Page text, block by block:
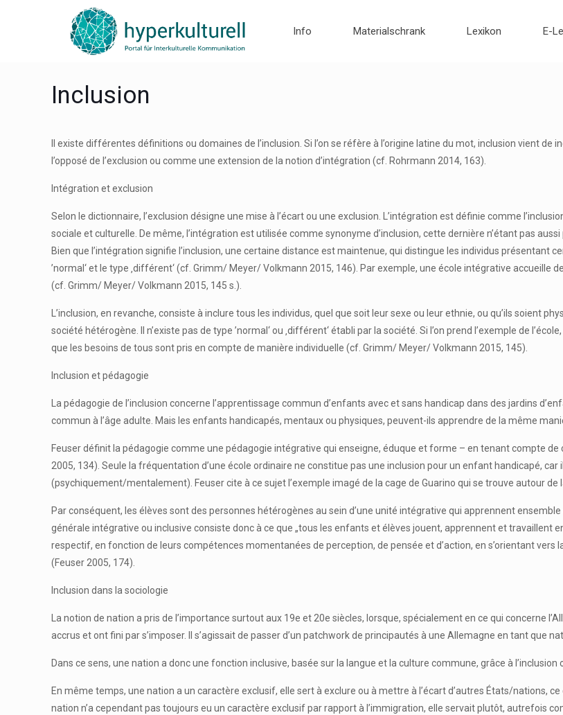
Info Materialschrank Lexikon E-
Inclusion
Il existe différentes définitions ou domaines de l’inclusion. Si l’on se réfère à l’origine latine du mot, inclusion vient
l’opposé de l’exclusion ou comme une extension de la notion d’intégration (cf. Rohrmann 2014, 163).
Intégration et exclusion
Selon le dictionnaire, l’exclusion désigne une mise à l’écart ou une exclusion. L’intégration est définie comme
sociale et culturelle. De même, l’intégration est utilisée comme synonyme d’inclusion, cette dernière n’étant pas
Bien que l’intégration signifie l’inclusion, une certaine distance est maintenue, qui distingue les individus
’normal‘ et le type ‚différent‘ (cf. Grimm/ Meyer/ Volkmann 2015, 146). Par exemple, une école intégrative accueille
(cf. Grimm/ Meyer/ Volkmann 2015, 145 s.).
L’inclusion, en revanche, consiste à inclure tous les individus, quel que soit leur sexe ou leur ethnie, ou qu’ils soient
société hétérogène. Il n’existe pas de type ’normal‘ ou ‚différent‘ établi par la société. Si l’on prend l’exemple de
que les besoins de tous sont pris en compte de manière individuelle (cf. Grimm/ Meyer/ Volkmann 2015, 145).
Inclusion et pédagogie
La pédagogie de l’inclusion concerne l’apprentissage commun d’enfants avec et sans handicap dans des jardins
commun à l’âge adulte. Mais les enfants handicapés, mentaux ou physiques, peuvent-ils apprendre de la même
Feuser définit la pédagogie comme une pédagogie intégrative qui enseigne, éduque et forme – en tenant compte
2005, 134). Seule la fréquentation d’une école ordinaire ne constitue pas une inclusion pour un enfant handicapé, car
(psychiquement/mentalement). Feuser cite à ce sujet l’exemple imagé de la cage de Guarino qui se trouve autour de
Par conséquent, les élèves sont des personnes hétérogènes au sein d’une unité intégrative qui apprennent
générale intégrative ou inclusive consiste donc à ce que „tous les enfants et élèves jouent, apprennent et travaillent
respectif, en fonction de leurs compétences momentanées de perception, de pensée et d’action, en s’orientant vers
(Feuser 2005, 174).
Inclusion dans la sociologie
La notion de nation a pris de l’importance surtout aux 19e et 20e siècles, lorsque, spécialement en ce qui concerne
accrus et ont fini par s’imposer. Il s’agissait de passer d’un patchwork de principautés à une Allemagne en tant que
Dans ce sens, une nation a donc une fonction inclusive, basée sur la langue et la culture commune, grâce à l’inclusion
En même temps, une nation a un caractère exclusif, elle sert à exclure ou à mettre à l’écart d’autres États/nations,
nation n’a cependant pas toujours eu un caractère exclusif par rapport à l’immigration, elle servait plutôt, autrefois